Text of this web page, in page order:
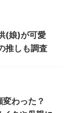
(娘)が可愛
推しも調査
わった？